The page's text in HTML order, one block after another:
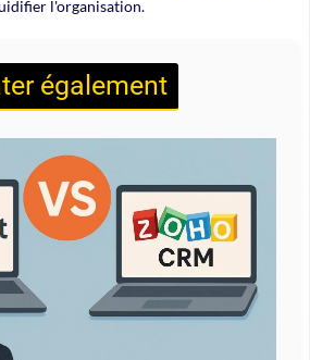
l'organisation.
également